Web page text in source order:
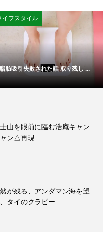
イフスタイル
脂肪吸引失敗された話 取り残し ...
山を眼前に臨む浩庵キャン
ャン△再現
が残る、アンダマン海を望
タイのクラビー